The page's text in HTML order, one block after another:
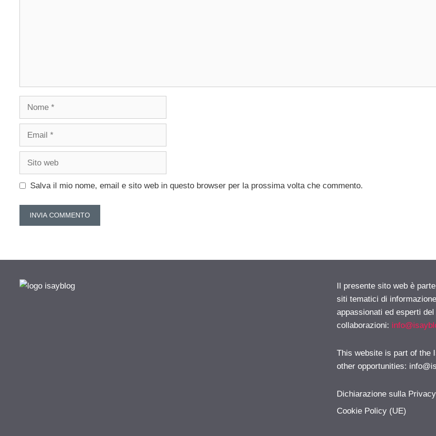
Nome
Email
Sito
Salva il mio nome, email e sito web in questo browser per la prossima volta che commento.
Il presente sito web è
siti tematici di
appassionati ed esperti
collaborazioni:
This website is part of the
other opportunities:
Dichiarazione sulla
Cookie Policy (UE)